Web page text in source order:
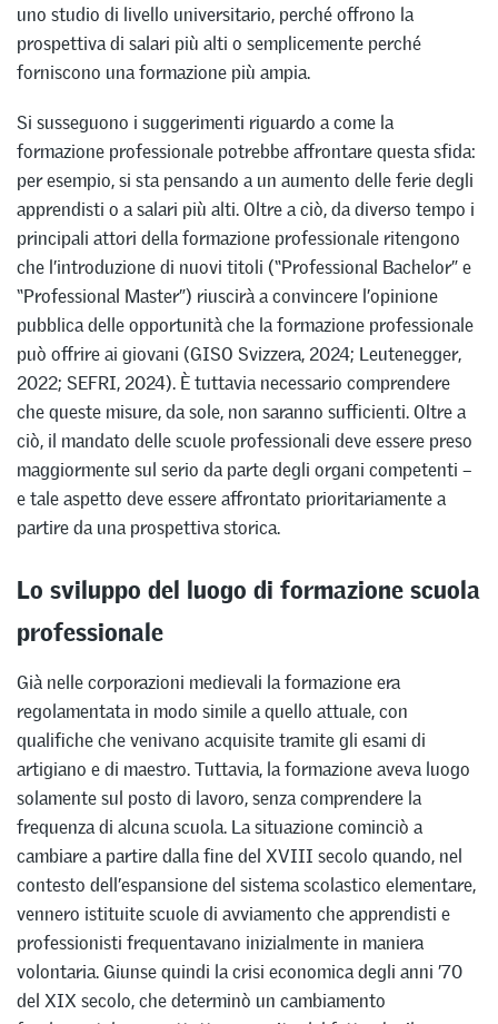
uno studio di livello universitario, perché offrono la
prospettiva di salari più alti o semplicemente perché
forniscono una formazione più ampia.
Si susseguono i suggerimenti riguardo a come la
formazione professionale potrebbe affrontare questa sfida:
per esempio, si sta pensando a un aumento delle ferie degli
apprendisti o a salari più alti. Oltre a ciò, da diverso tempo i
principali attori della formazione professionale ritengono
che l’introduzione di nuovi titoli (“Professional Bachelor” e
“Professional Master”) riuscirà a convincere l’opinione
pubblica delle opportunità che la formazione professionale
può offrire ai giovani (GISO Svizzera, 2024; Leutenegger,
2022; SEFRI, 2024). È tuttavia necessario comprendere
che queste misure, da sole, non saranno sufficienti. Oltre a
ciò, il mandato delle scuole professionali deve essere preso
maggiormente sul serio da parte degli organi competenti –
e tale aspetto deve essere affrontato prioritariamente a
partire da una prospettiva storica.
Lo sviluppo del luogo di formazione scuola
professionale
Già nelle corporazioni medievali la formazione era
regolamentata in modo simile a quello attuale, con
qualifiche che venivano acquisite tramite gli esami di
artigiano e di maestro. Tuttavia, la formazione aveva luogo
solamente sul posto di lavoro, senza comprendere la
frequenza di alcuna scuola. La situazione cominciò a
cambiare a partire dalla fine del XVIII secolo quando, nel
contesto dell’espansione del sistema scolastico elementare,
vennero istituite scuole di avviamento che apprendisti e
professionisti frequentavano inizialmente in maniera
volontaria. Giunse quindi la crisi economica degli anni ’70
del XIX secolo, che determinò un cambiamento